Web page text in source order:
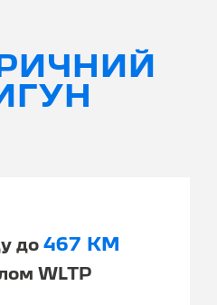
до 467 КМ
WLTP